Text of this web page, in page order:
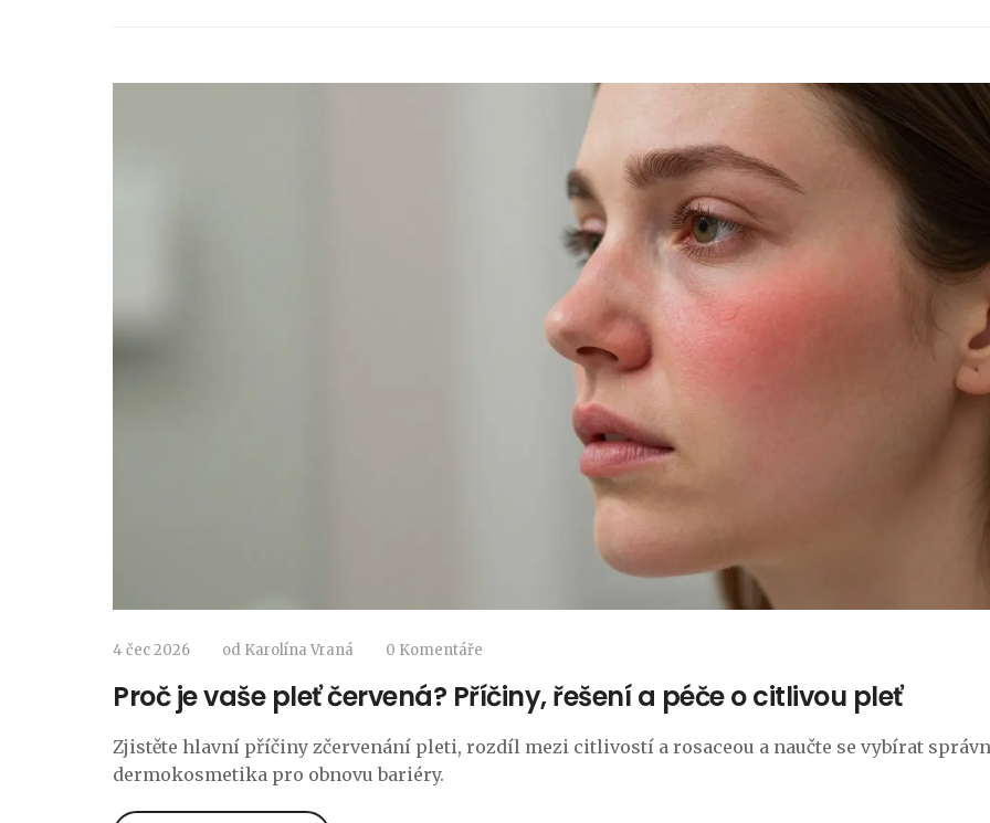
4 čec 2026 od Karolína Vraná 0 Komentáře
Proč je vaše pleť červená? Příčiny, řešení a péče o citlivou pleť
Zjistěte hlavní příčiny zčervenání pleti, rozdíl mezi citlivostí a rosaceou a naučte se vybírat
dermokosmetika pro obnovu bariéry.